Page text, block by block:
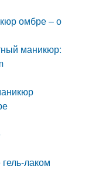
омбре – о
маникюр:
лаком